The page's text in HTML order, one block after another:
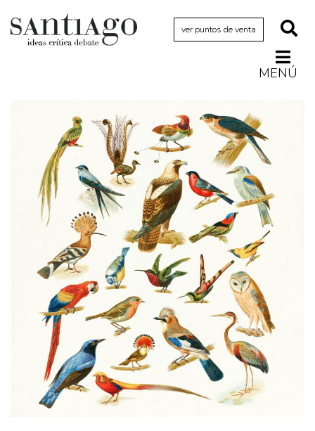
ver puntos de venta
MENÚ
Archivo Cenfoto-UDP
Arquetipos de situación
Artes visuales
Ciencia
Cine y televisión
Cómics
Cultura
Diccionario portátil de la literatura chilena
Documentos
Fragmentos
Gran reserva